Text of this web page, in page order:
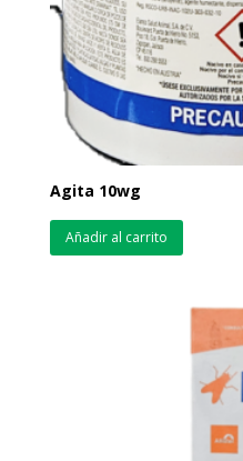
Agita 10wg
Añadir al carrito